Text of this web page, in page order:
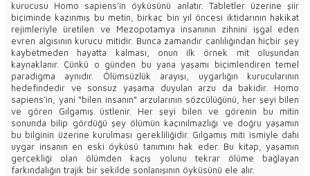
kurucusu Homo sapiens’in öyküsünü anlatır. Tabletler üzerine şiir
biçiminde kazınmış bu metin, birkaç bin yıl öncesi iktidarının hakikat
rejimleriyle üretilen ve Mezopotamya insanının zihnini işgal eden
evren algısının kurucu mitidir. Bunca zamandır canlılığından hiçbir şey
kaybetmeden hayatta kalması, onun ilk örnek mit oluşundan
kaynaklanır. Çünkü o günden bu yana yaşamı biçimlendiren temel
paradigma aynıdır. Ölümsüzlük arayışı, uygarlığın kurucularının
hedefindedir ve sonsuz yaşama duyulan arzu da bakidir. Homo
sapiens’in, yani “bilen insanın” arzularının sözcülüğünü, her şeyi bilen
ve gören Gılgamış üstlenir. Her şeyi bilen ve görenin bu mitin
sonunda bilip gördüğü şey ölümün kaçınılmazlığı ve doğru yaşamın
bu bilginin üzerine kurulması gerekliliğidir. Gılgamış miti ismiyle dahi
uygar insanın en eski öyküsü tanımını hak eder. Bu kitap, yaşamın
gerçekliği olan ölümden kaçış yolunu tekrar ölüme bağlayan
farkındalığın trajik bir şekilde sonlanışının öyküsünü ele alır.